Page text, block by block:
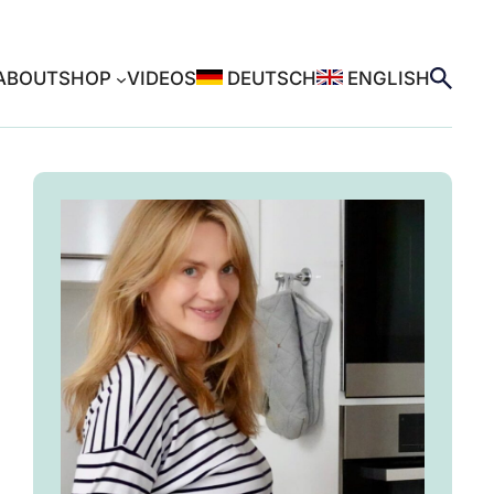
SHOP VIDEOS DEUTSCH ENGLISH